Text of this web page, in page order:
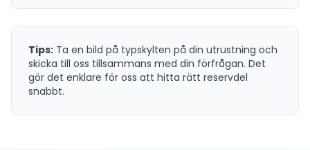
Tips: Ta en bild på typskylten på din utrustning och
skicka till oss tillsammans med din förfrågan. Det
gör det enklare för oss att hitta rätt reservdel
snabbt.